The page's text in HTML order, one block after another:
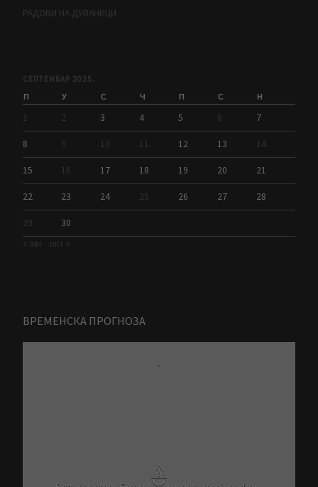
РАДОВИ НА ДУВАНИЦИ
СЕПТЕМБАР 2025.
П У С Ч П С Н
1 2 3 4 5 6 7
8 9 10 11 12 13 14
15 16 17 18 19 20 21
22 23 24 25 26 27 28
29
30
« авг окт »
ВРЕМЕНСКА ПРОГНОЗА
-
⚠